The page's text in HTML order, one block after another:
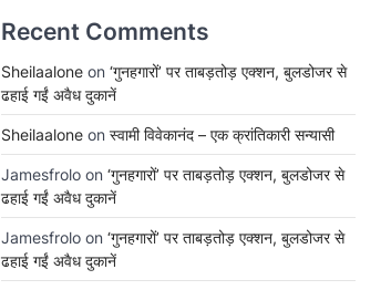
Recent Comments
Sheilaalone on ‘गुनहगारों’ पर ताबड़तोड़ एक्शन, बुलडोजर से
ढहाई गईं अवैध दुकानें
Sheilaalone on स्वामी विवेकानंद – एक क्रांतिकारी सन्यासी
Jamesfrolo on ‘गुनहगारों’ पर ताबड़तोड़ एक्शन, बुलडोजर से
ढहाई गईं अवैध दुकानें
Jamesfrolo on ‘गुनहगारों’ पर ताबड़तोड़ एक्शन, बुलडोजर से
ढहाई गईं अवैध दुकानें